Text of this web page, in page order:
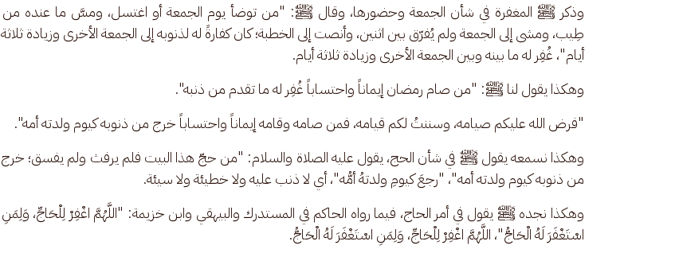
وذكر ﷺ المغفرة في شأن الجمعة وحضورها، وقال ﷺ: "من توضأ يوم الجمعة أو اغتسل، ومسَّ ما عنده من
طِيب، ومشى إلى الجمعة ولم يُفرّق بين اثنين، وأنصت إلى الخطبة؛ كان كفارةً له لذنوبه إلى الجمعة الأخرى وزيادة ثلاثة
أيام"، غُفِر له ما بينه وبين الجمعة الأخرى وزيادة ثلاثة أيام.
وهكذا يقول لنا ﷺ: "من صام رمضان إيماناً واحتساباً غُفِر له ما تقدم من ذنبه".
"فرض الله عليكم صيامه، وسننتُ لكم قيامه، فمن صامه وقامه إيماناً واحتساباً خرج من ذنوبه كيوم ولدته أمه".
وهكذا نسمعه يقول ﷺ في شأن الحج، يقول عليه الصلاة والسلام: "من حجّ هذا البيت فلم يرفث ولم يفسق؛ خرج
من ذنوبه كيوم ولدته أمه"، "رجعَ كيومِ ولدتهُ أمُّه"، أي لا ذنب عليه ولا خطيئة ولا سيئة.
وهكذا نجده ﷺ يقول في أمر الحاج، فيما رواه الحاكم في المستدرك والبيهقي وابن خزيمة: "اللَّهُمَّ اغْفِرْ لِلْحَاجِّ، وَلِمَنِ
اسْتَغْفَرَ لَهُ الْحَاجُّ"، اللَّهُمَّ اغْفِرْ لِلْحَاجِّ، وَلِمَنِ اسْتَغْفَرَ لَهُ الْحَاجُّ.